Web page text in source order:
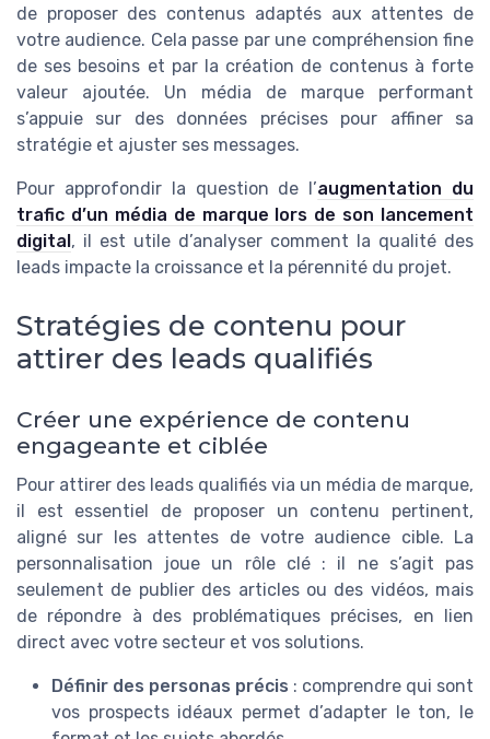
de proposer des contenus adaptés aux attentes de
votre audience. Cela passe par une compréhension fine
de ses besoins et par la création de contenus à forte
valeur ajoutée. Un média de marque performant
s’appuie sur des données précises pour affiner sa
stratégie et ajuster ses messages.
Pour approfondir la question de l’augmentation du
trafic d’un média de marque lors de son lancement
digital, il est utile d’analyser comment la qualité des
leads impacte la croissance et la pérennité du projet.
Stratégies de contenu pour
attirer des leads qualifiés
Créer une expérience de contenu
engageante et ciblée
Pour attirer des leads qualifiés via un média de marque,
il est essentiel de proposer un contenu pertinent,
aligné sur les attentes de votre audience cible. La
personnalisation joue un rôle clé : il ne s’agit pas
seulement de publier des articles ou des vidéos, mais
de répondre à des problématiques précises, en lien
direct avec votre secteur et vos solutions.
Définir des personas précis : comprendre qui sont
vos prospects idéaux permet d’adapter le ton, le